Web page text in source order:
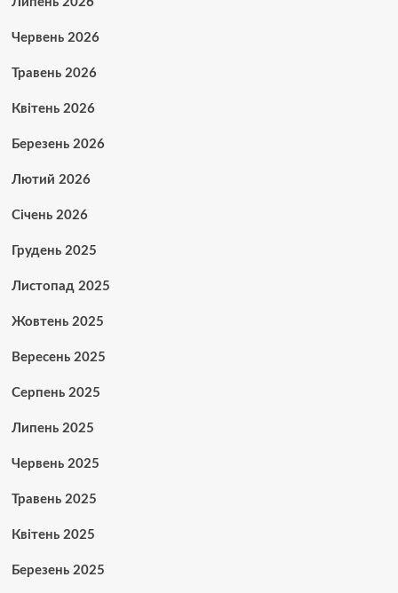
Червень 2026
Травень 2026
Квітень 2026
Березень 2026
Лютий 2026
Січень 2026
Грудень 2025
Листопад 2025
Жовтень 2025
Вересень 2025
Серпень 2025
Липень 2025
Червень 2025
Травень 2025
Квітень 2025
Березень 2025